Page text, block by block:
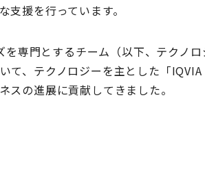
援を行っています。
専門とするチーム（以下、テクノロ
て、テクノロジーを主とした「IQVIA
スの進展に貢献してきました。